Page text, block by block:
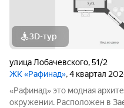
3D-тур
улица Лобачевского,51/2
ЖК «Рафинад», 4 квартал
«Рафинад» это модная архитектура в экологическом
окружении. Расположен в